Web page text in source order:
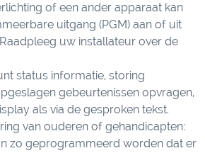
of een ander apparaat kan
uitgang (PGM) aan of uit
uw installateur over de
status informatie, storing
gebeurtenissen opvragen,
als via de gesproken tekst.
van ouderen of gehandicapten:
zo geprogrammeerd worden dat er